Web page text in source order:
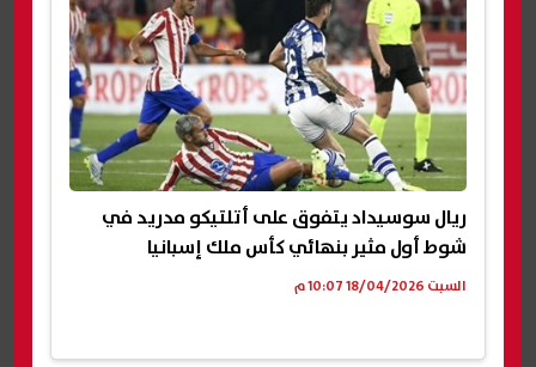
ريال سوسيداد يتفوق على أتلتيكو مدريد في
شوط أول مثير بنهائي كأس ملك إسبانيا
السبت 18/04/2026 10:07 م